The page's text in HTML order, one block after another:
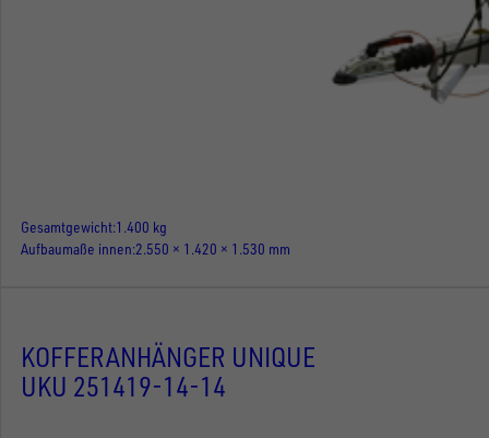
Gesamtgewicht 1.400 kg
Aufbaumaße innen 2.550 × 1.420 × 1.530 mm
KOFFERANHÄNGER UNIQUE
UKU 251419-14-14